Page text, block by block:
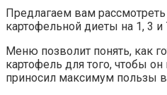
Предлагаем вам
картофельной диеты на 1, 3 и
Меню позволит понять, как
картофель для того, чтобы
приносил максимум пользы